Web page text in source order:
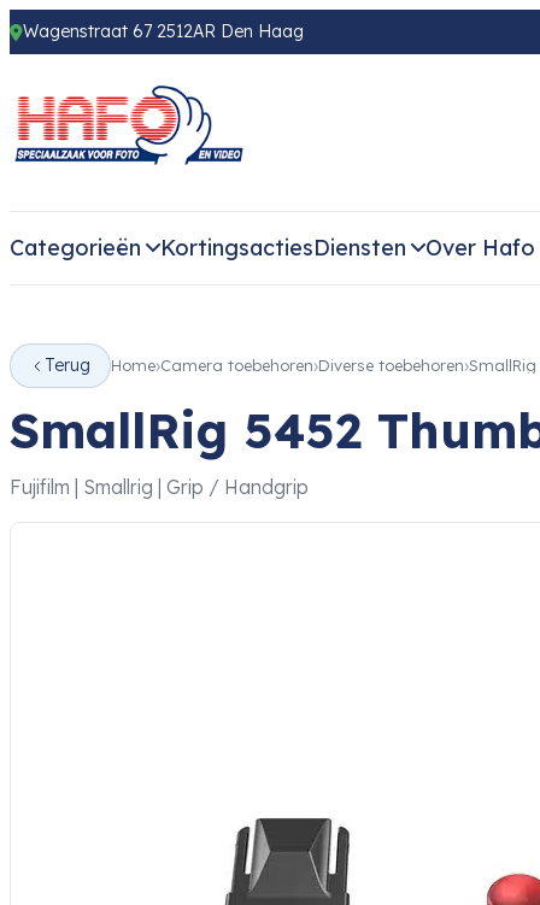
Wagenstraat 67 2512AR Den Haag
Categorieën KortingsactiesDiensten Over Hafo
Terug Home Camera toebehoren Diverse toebehoren
SmallRig 5452
Fujifilm | Smallrig | Grip / Handgrip